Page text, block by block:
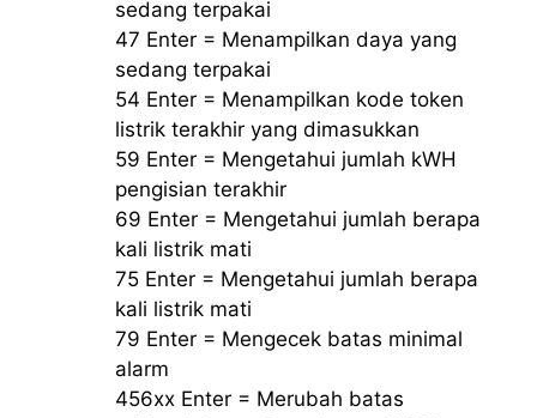
sedang terpakai
47 Enter = Menampilkan daya yang
sedang terpakai
54 Enter = Menampilkan kode token
listrik terakhir yang dimasukkan
59 Enter = Mengetahui jumlah kWH
pengisian terakhir
69 Enter = Mengetahui jumlah berapa
kali listrik mati
75 Enter = Mengetahui jumlah berapa
kali listrik mati
79 Enter = Mengecek batas minimal
alarm
456xx Enter = Merubah batas